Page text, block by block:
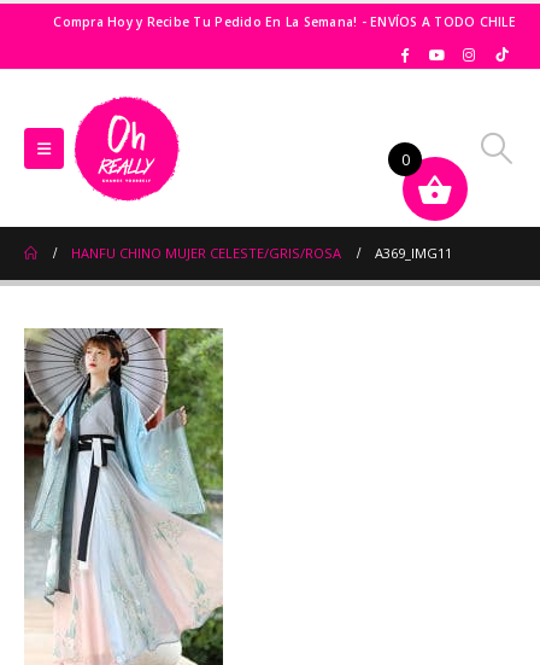
Compra Hoy y Recibe Tu Pedido En La Semana! - ENVÍOS A TODO CHILE
HANFU CHINO MUJER CELESTE/GRIS/ROSA A369_IMG11
0